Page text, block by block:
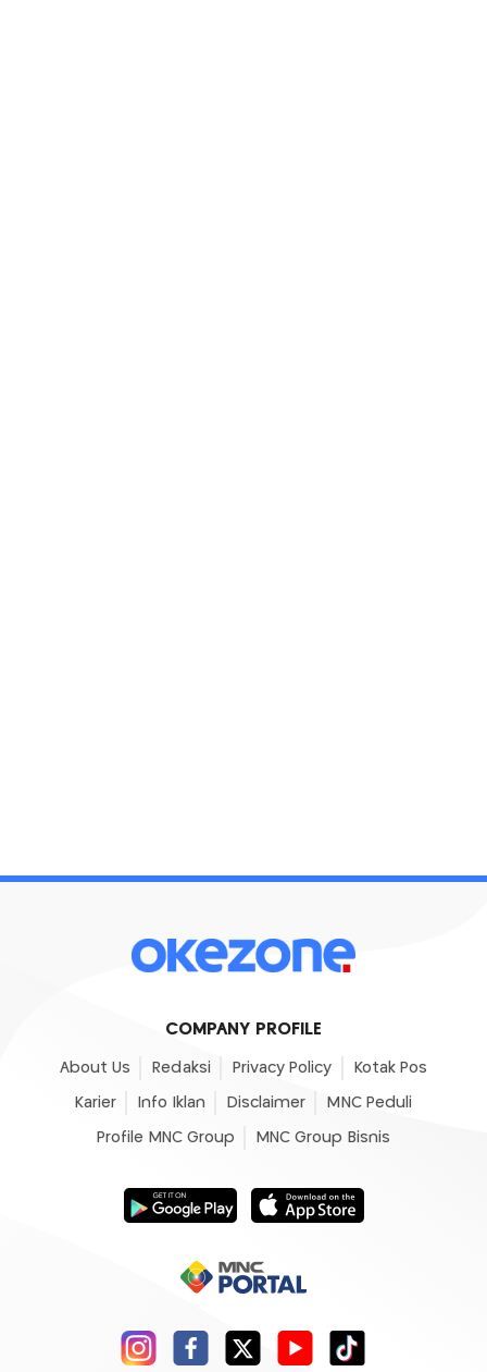
COMPANY PROFILE
About Us Redaksi Privacy Policy Kotak Pos
Karier Info Iklan Disclaimer MNC Peduli
Profile MNC Group MNC Group Bisnis